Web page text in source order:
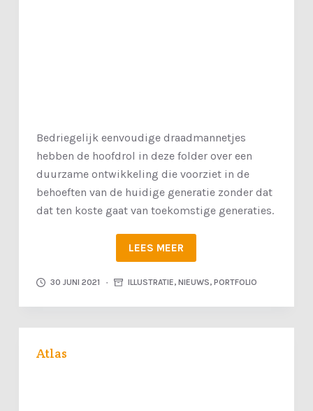
Bedriegelijk eenvoudige draadmannetjes
hebben de hoofdrol in deze folder over een
duurzame ontwikkeling die voorziet in de
behoeften van de huidige generatie zonder dat
dat ten koste gaat van toekomstige generaties.
LEES MEER
30 JUNI 2021 ILLUSTRATIE, NIEUWS, PORTFOLIO
Atlas